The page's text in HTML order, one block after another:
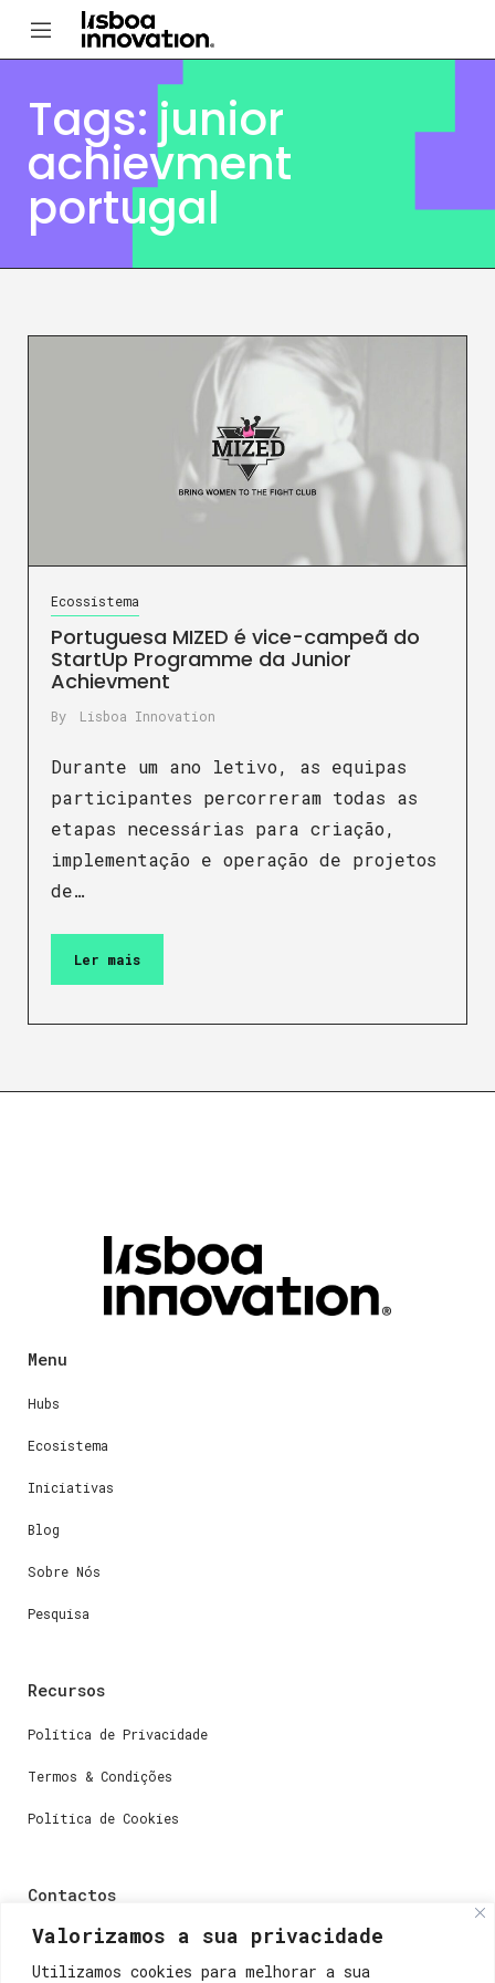
Valorizamos a sua privacidade
Utilizamos cookies para melhorar a sua
Tags: junior
achievment
portugal
Ecossistema
Portuguesa MIZED é vice-campeã do
StartUp Programme da Junior
Achievment
By Lisboa Innovation
Durante um ano letivo, as equipas
participantes percorreram todas as
etapas necessárias para criação,
implementação e operação de projetos
de…
Ler mais
Menu
Hubs
Ecosistema
Iniciativas
Blog
Sobre Nós
Pesquisa
Recursos
Política de Privacidade
Termos & Condições
Política de Cookies
Contactos
Dúvidas ou perguntas envie-nos um e-mail para